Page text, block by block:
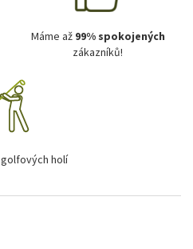
Máme až 99% spokojených
zákazníků!
golfových holí